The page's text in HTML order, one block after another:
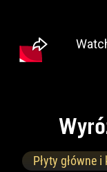
Wyró
Płyty główne